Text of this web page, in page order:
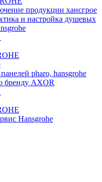
продукции хансгрое
и настройка душевых
pharo, hansgrohe
бренду AXOR
Hansgrohe